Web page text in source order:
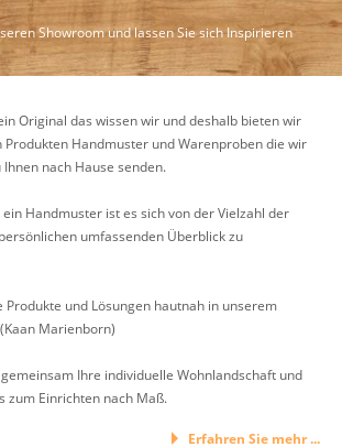
Showroom und lassen Sie sich Inspirieren
Original das wissen wir und deshalb bieten wir
Produkten Handmuster und Warenproben die wir
nach Hause senden.
Handmuster ist es sich von der Vielzahl der
umfassenden Überblick zu
Produkte und Lösungen hautnah in unserem
Marienborn)
Ihre individuelle Wohnlandschaft und
zum Einrichten nach Maß.
Erfahren Sie mehr ...